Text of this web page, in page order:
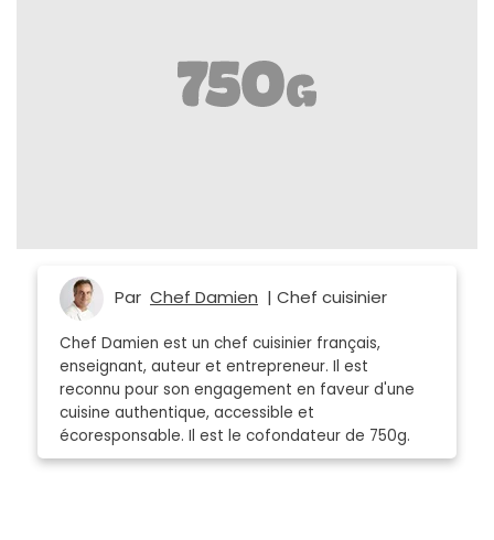
Par Chef Damien | Chef cuisinier
Chef Damien est un chef cuisinier français,
enseignant, auteur et entrepreneur. Il est
reconnu pour son engagement en faveur d'une
cuisine authentique, accessible et
écoresponsable. Il est le cofondateur de 750g.